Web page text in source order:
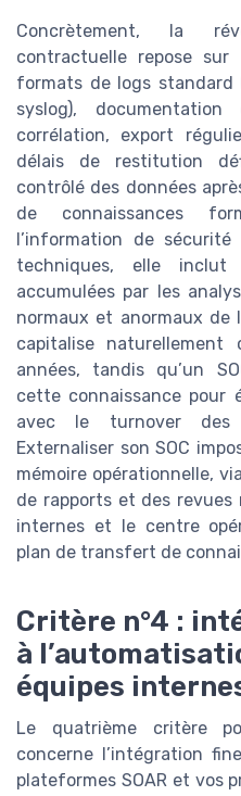
Concrètement, la
contractuelle repose sur
formats de logs standard
syslog),
corrélation, export
délais de restitution
contrôlé des données
de connaissances
l’information de
techniques, elle inclut
accumulées par les
normaux et anormaux de
capitalise
années, tandis qu’un
cette connaissance pour
avec le turnover des
Externaliser son SOC
mémoire opérationnelle,
de rapports et des revues
internes et le centre
plan de transfert de
Critère n°4 :
à
équipes
Le quatrième critère
concerne l’intégration
plateformes SOAR et vos